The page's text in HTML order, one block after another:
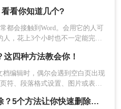
看你知道几个?
都会接触到Word。会用它的人可
人，花上3个小时也不一定能完
起来看看鸭~
四种方法教会你！
档编辑时，偶尔会遇到空白页出现
符、段落格式设置、图片或表格
纸张浪费。那么word怎么删除空
word页眉横线怎么删除？5个方法让你快速删除页眉横线